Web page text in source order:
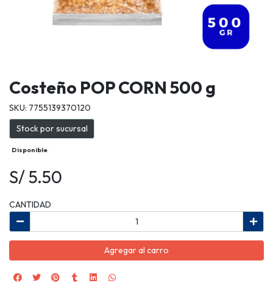
Costeño POP CORN 500 g
SKU: 7755139370120
Stock por sucursal
Disponible
S/ 5.50
CANTIDAD
Agregar al carro